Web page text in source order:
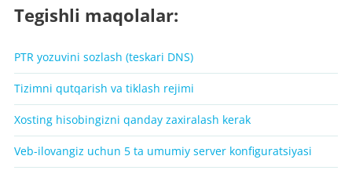
Tegishli maqolalar:
PTR yozuvini sozlash (teskari DNS)
Tizimni qutqarish va tiklash rejimi
Xosting hisobingizni qanday zaxiralash kerak
Veb-ilovangiz uchun 5 ta umumiy server konfiguratsiyasi